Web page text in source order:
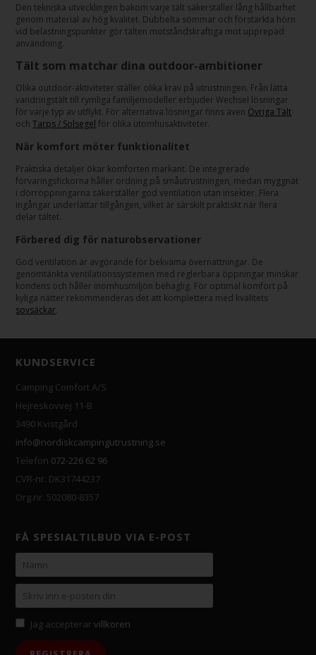
Den tekniska utvecklingen bakom varje tält säkerställer lång hållbarhet
genom material av hög kvalitet. Dubbelta sömmar och förstärkta hörn
vid belastningspunkter gör tälten motståndskraftiga mot upprepad
användning.
Tält som matchar dina outdoor-ambitioner
Olika outdoor-aktiviteter ställer olika krav på utrustningen. Från lätta
vandringstält till rymliga familjemodeller erbjuder Wechsel lösningar
för varje typ av utflykt. För alternativa lösningar finns även Övriga Tält
ochTarps / Solsegel för olika utomhusaktiviteter.
När komfort möter funktionalitet
Praktiska detaljer ökar komforten markant. De integrerade
förvaringsfickorna håller ordning på småutrustningen, medan myggnät
i dörröppningarna säkerställer god ventilation utan insekter. Flera
ingångar underlättar tillgången, vilket är särskilt praktiskt när flera
delar tältet.
Förbered dig för naturobservationer
God ventilation är avgörande för bekväma övernattningar. De
genomtänkta ventilationssystemen med reglerbara öppningar minskar
kondens och håller inomhusmiljön behaglig. För optimal komfort på
kyliga nätter rekommenderas det att komplettera med kvalitets
sovsäckar.
KUNDSERVICE
Camping Comfort A/S
Hejreskovvej 11-B
3490 Kvistgård
info@nordiskcampingutrustning.se
Telefon 072-226 62 96
CVR-nr. DK31744237
Org.nr. 502080-8357
FÅ SPESIALTILBUD VIA E-POST
Jag accepterarvillkoren